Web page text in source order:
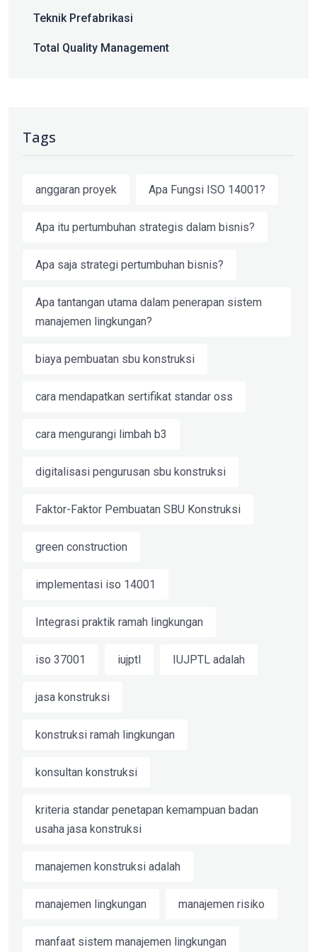
Teknik Prefabrikasi
Total Quality Management
Tags
anggaran proyek Apa Fungsi ISO 14001?
Apa itu pertumbuhan strategis dalam bisnis?
Apa saja strategi pertumbuhan bisnis?
Apa tantangan utama dalam penerapan sistem
manajemen lingkungan?
biaya pembuatan sbu konstruksi
cara mendapatkan sertifikat standar oss
cara mengurangi limbah b3
digitalisasi pengurusan sbu konstruksi
Faktor-Faktor Pembuatan SBU Konstruksi
green construction
implementasi iso 14001
Integrasi praktik ramah lingkungan
iso 37001 iujptl IUJPTL adalah
jasa konstruksi
konstruksi ramah lingkungan
konsultan konstruksi
kriteria standar penetapan kemampuan badan
usaha jasa konstruksi
manajemen konstruksi adalah
manajemen lingkungan manajemen risiko
manfaat sistem manajemen lingkungan